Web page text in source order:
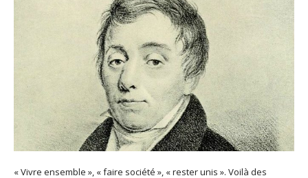
« Vivre ensemble », « faire société », « rester unis ». Voilà des